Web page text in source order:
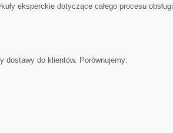
eksperckie dotyczące całego procesu obsługi
dostawy do klientów. Porównujemy: